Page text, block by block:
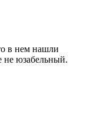
в нем нашли
не юзабельный.